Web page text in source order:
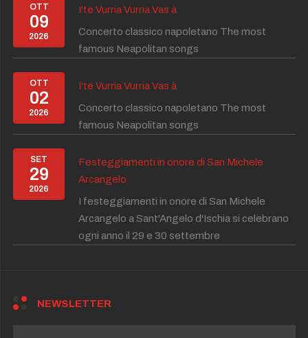
OTT
09
2026
I'te Vurria Vurria Vas à
Concerto classico napoletano The most
famous Neapolitan songs
OTT
02
2026
I'te Vurria Vurria Vas à
Concerto classico napoletano The most
famous Neapolitan songs
SET
29
2026
Festeggiamenti in onore di San Michele
Arcangelo
I festeggiamenti in onore di San Michele
Arcangelo a Sant'Angelo d'Ischia si celebrano
ogni anno il 29 e 30 settembre
NEWSLETTER